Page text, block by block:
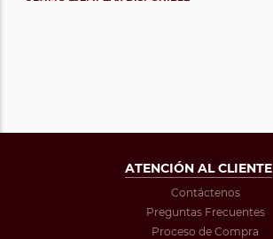
ATENCIÓN AL CLIENTE
Contáctenos
Preguntas Frecuentes
Proceso de Compra